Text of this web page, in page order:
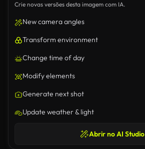
Crie novas versões desta imagem com IA.
New camera angles
Transform environment
Change time of day
Modify elements
Generate next shot
Update weather & light
Abrir no AI Studio